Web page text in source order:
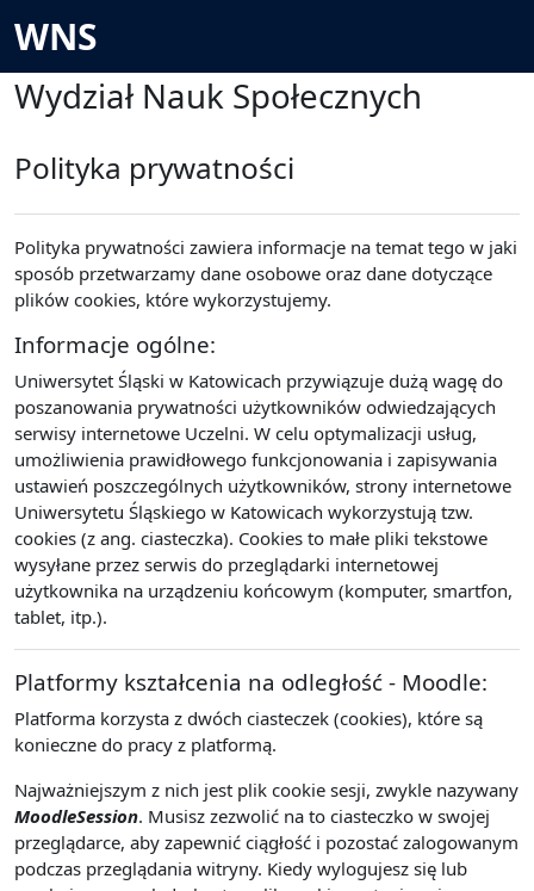
WNS
Wydział Nauk Społecznych
Polityka prywatności
Polityka prywatności zawiera informacje na temat tego w jaki
sposób przetwarzamy dane osobowe oraz dane dotyczące
plików cookies, które wykorzystujemy.
Informacje ogólne:
Uniwersytet Śląski w Katowicach przywiązuje dużą wagę do
poszanowania prywatności użytkowników odwiedzających
serwisy internetowe Uczelni. W celu optymalizacji usług,
umożliwienia prawidłowego funkcjonowania i zapisywania
ustawień poszczególnych użytkowników, strony internetowe
Uniwersytetu Śląskiego w Katowicach wykorzystują tzw.
cookies (z ang. ciasteczka). Cookies to małe pliki tekstowe
wysyłane przez serwis do przeglądarki internetowej
użytkownika na urządzeniu końcowym (komputer, smartfon,
tablet, itp.).
Platformy kształcenia na odległość - Moodle:
Platforma korzysta z dwóch ciasteczek (cookies), które są
konieczne do pracy z platformą.
Najważniejszym z nich jest plik cookie sesji, zwykle nazywany
MoodleSession. Musisz zezwolić na to ciasteczko w swojej
przeglądarce, aby zapewnić ciągłość i pozostać zalogowanym
podczas przeglądania witryny. Kiedy wylogujesz się lub